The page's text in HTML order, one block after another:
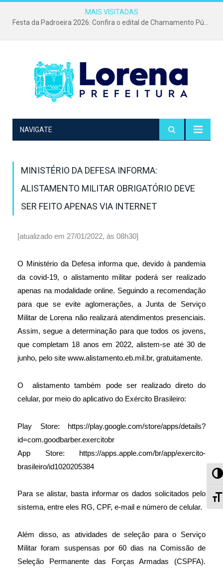
MAIS VISITADAS
Festa da Padroeira 2026: Confira o edital de Chamamento Público para o evento mais tradicional da cidade!
NAVIGATE
MINISTÉRIO DA DEFESA INFORMA:
ALISTAMENTO MILITAR OBRIGATÓRIO DEVE
SER FEITO APENAS VIA INTERNET
[atualizado em 27/01/2022, às 08h30]
O Ministério da Defesa informa que, devido à pandemia
da covid-19, o alistamento militar poderá ser realizado
apenas na modalidade online. Seguindo a recomendação
para que se evite aglomerações, a Junta de Serviço
Militar de Lorena não realizará atendimentos presenciais.
Assim, segue a determinação para que todos os jovens,
que completam 18 anos em 2022, alistem-se até 30 de
junho, pelo site www.alistamento.eb.mil.br, gratuitamente.
O alistamento também pode ser realizado direto do
celular, por meio do aplicativo do Exército Brasileiro:
Play Store: https://play.google.com/store/apps/details?
id=com.goodbarber.exercitobr
App Store: https://apps.apple.com/br/app/exercito-
brasileiro/id1020205384
Para se alistar, basta informar os dados solicitados pelo
sistema, entre eles RG, CPF, e-mail e número de celular.
Além disso, as atividades de seleção para o Serviço
Militar foram suspensas por 60 dias na Comissão de
Seleção Permanente das Forças Armadas (CSPFA).